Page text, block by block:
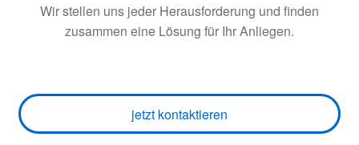
Wir stellen uns jeder Herausforderung und finden
zusammen eine Lösung für Ihr Anliegen.
jetzt kontaktieren